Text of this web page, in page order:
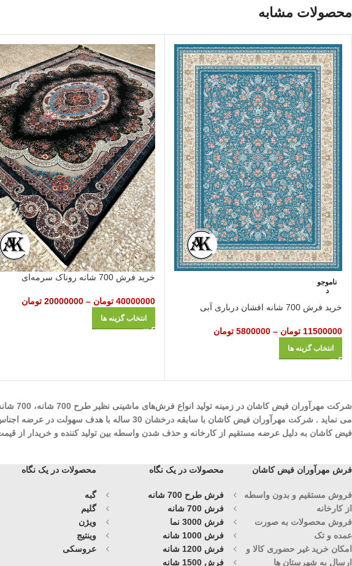
محصولات مشابه
ناموجو
د
خرید فرش 700 شانه افشان درباری آبی
11500000 تومان –
5800000 تومان
انتخاب گزینه ها
خرید فرش 700 شانه روناک سرمه‌ای
40000000 تومان –
20000000 تومان
انتخاب گزینه ها
می نماید . شرکت مهرآوران فیض کاشان با سابقه
فیض کاشان به دلیل عرضه مستقیم از کارخانه و حذف شدن واسطه بین تولید کننده و خریدار از
فرش مهرآوران فیض کاشان
فروش مستقیم و بدون واسطه
از کارخانه
فروش محصولات به صورت
عمده و تک
امکان خرید غیر حضوری کالا و
ارسال به شهرستان ها
محصولات در یک نگاه
فرش طرح 700 شانه
فرش 700 شانه
فرش 3000 نما
فرش 1000 شانه
فرش 1200 شانه
فرش 1500 شانه
محصولات در یک نگاه
گبه
گلیم
ویژن
وینتیج
عروسکی